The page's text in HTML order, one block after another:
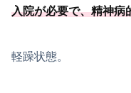
入院が必要で、精神病
軽躁状態。